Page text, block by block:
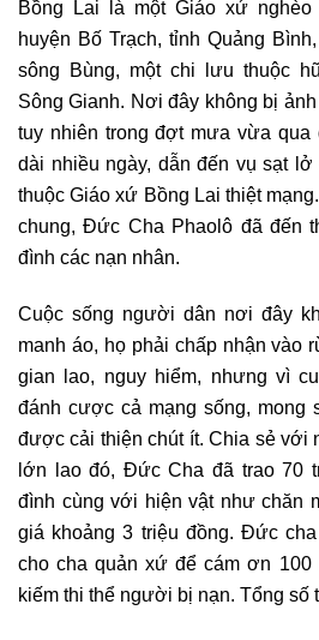
Bồng Lai là một Giáo xứ nghèo
huyện Bố Trạch, tỉnh Quảng
sông Bùng, một chi lưu thuộc
Sông Gianh. Nơi đây không bị
tuy nhiên trong đợt mưa vừa
dài nhiều ngày, dẫn đến vụ sạt
thuộc Giáo xứ Bồng Lai thiệt
chung, Đức Cha Phaolô đã đến
đình các nạn nhân.
Cuộc sống người dân nơi đây
manh áo, họ phải chấp nhận vào
gian lao, nguy hiểm, nhưng vì
đánh cược cả mạng sống, mong
được cải thiện chút ít. Chia sẻ với
lớn lao đó, Đức Cha đã trao 70
đình cùng với hiện vật như chăn
giá khoảng 3 triệu đồng. Đức
cho cha quản xứ để cám ơn
kiếm thi thể người bị nạn. Tổng số